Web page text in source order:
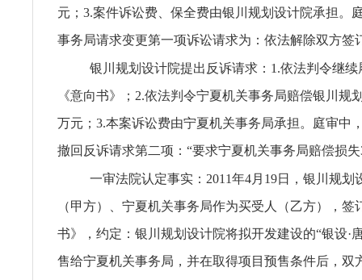
元；3.案件诉讼费、保全费由银川规划设计院承担。
事务局请求变更第一项诉讼请求为：依法解除双方签
银川规划设计院提出反诉请求：1.依法判令继
《意向书》；2.依法判令宁夏机关事务局赔偿银川规
万元；3.本案诉讼费由宁夏机关事务局承担。庭审中
撤回反诉请求第二项：“要求宁夏机关事务局赔偿损失
一审法院认定事实：2011年4月19日，银川规划
（甲方）、宁夏机关事务局作为买受人（乙方），签
书》，约定：银川规划设计院将拟开发建设的“银设·
售给宁夏机关事务局，并在取得项目预售条件后，双